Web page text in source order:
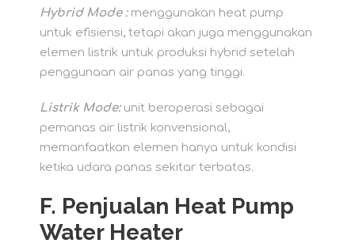
Hybrid Mode :menggunakan heat pump
untuk efisiensi, tetapi akan juga menggunakan
elemen listrik untuk produksi hybrid setelah
penggunaan air panas yang tinggi.
Listrik Mode:unit beroperasi sebagai
pemanas air listrik konvensional,
memanfaatkan elemen hanya untuk kondisi
ketika udara panas sekitar terbatas.
F. Penjualan Heat Pump
Water Heater